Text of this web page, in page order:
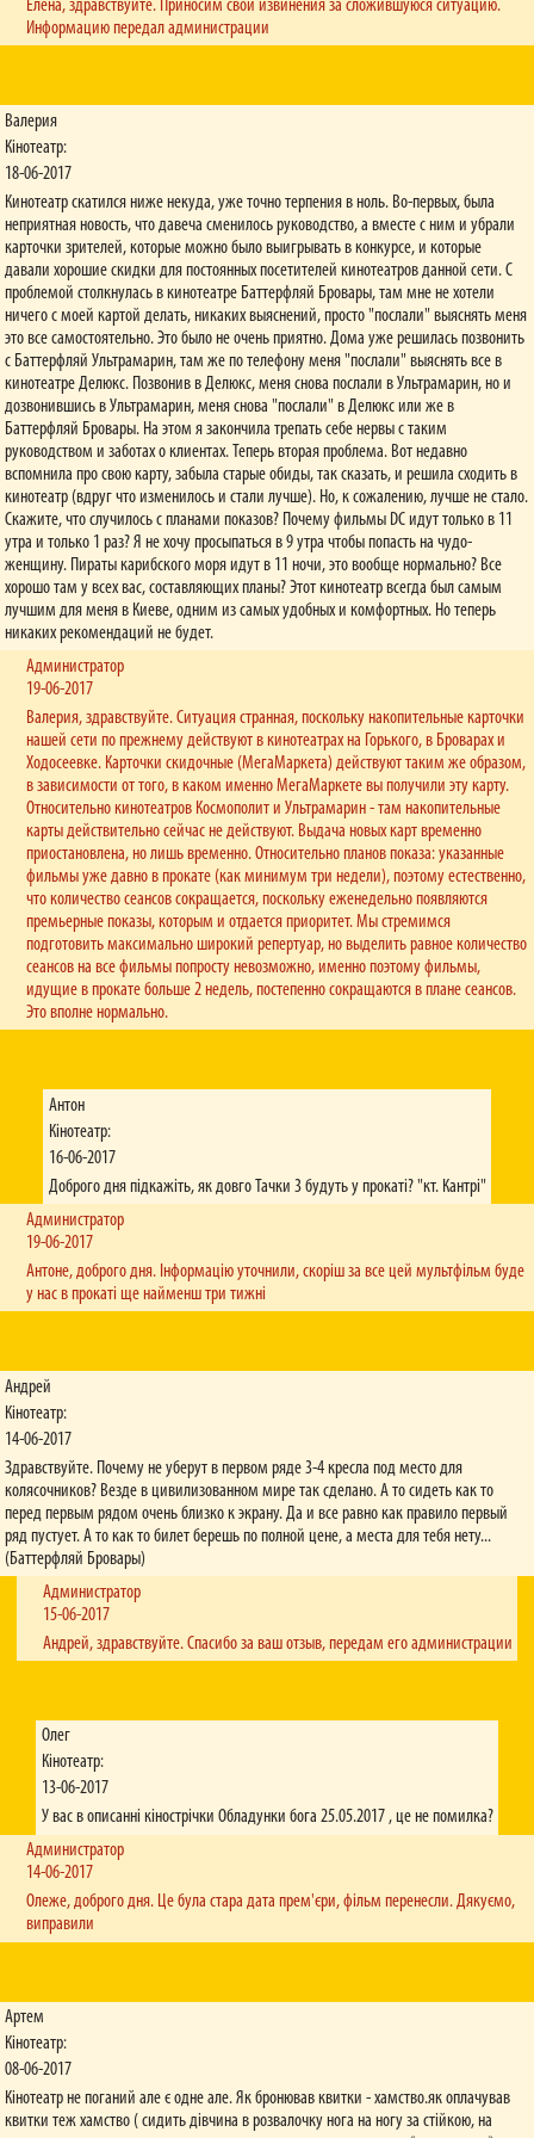
Ми використовуємо віртуальну накопичувальну картку. Реєструйтеся на нашому сайті
(обов'язково підтвердіть реєстрацію за допомогою лінку, що надійде вам на
електронну пошту), після чого отримайте особисту картку. Вона відображається у
оформлюйте квитки на нашому сайті - тоді бонусні бали ви отримаєте відразу після
завершення оплати. Важливо: для того, щоб отримати бали за онлайн-замовлення,
необхідно спочатку увійти до Особистого кабінету.
У мене проблеми з зором – я ношу окуляри. Чи можу я подивитися 3D-
фільм?
Вам необхідно дивитися кіно або у двох парах окулярів, або у лінзах і 3D-окулярах.
Останні, самі по собі, не зроблять Ваш зір стовідсотковим.
Чи демонструються у вашій мережі стрічки російською мовою?
Фільми, оригінальна мова яких – російська, демонструються з українськими
субтитрами мовою оригіналу. Решта стрічок дубльована українською мовою.
Хочу подивитися фільм із 12-річною дитиною, проте вказано вікове
обмеження «16 років». Нас не пустять до зали?
До зали Вас пустять. У випадку недотримання рекомендацій за віковими
обмеженнями, уся відповідальність з кінотеатру перекладається на батьків.
Чи несе відвідувач якусь відповідальність за зламані 3D-окуляри?
У випадку пошкодження 3D-окулярів, клієнт зобов’язаний відшкодувати кінотеатру їх
Чи можна взяти чи придбати у кінотеатрі плакати фільму?
На жаль, на сьогоднішній день, кінотеатр не надає послуги такого плану.
Чому, коли у залі сидить п’ятеро глядачів, контролери змушують
пересідати на своє місце? Зал усе одно пустий, яка різниця? Навіщо
заважати глядачам дивитися фільм?
відповідно до придбаного ним квитка. Що ж стосується персоналу – він просто виконує
свою роботу, слідкуючи за дотриманням правил кінотеатру.
Як дізнатися, чи є у кінотеатрі якісь вакансії?
На вкладці кожного з кінотеатрів зазначено номер телефону під назвою «Вакансії»,
подзвонивши на який, ви зможете отримати необхідну вам інформацію.
До якої години працюють каси кінотеатрів мережі Баттерфляй?
Каси кінотеатрів мережі Баттерфляй працюють до початку останнього сеансу у
відповідний день та 15-20 хв. після його початку (для тих відвідувачів, які
запізнюються на сеанс). У тому випадку, якщо кіносеанс починається о 23:45, 23:50 та
23:55 (нічні сеанси) каси зачиняються рівно опівночі. Відповідно, після цього часу
продаж квитків не здійснюється.
Елена, здравствуйте. Приносим свои извинения за сложившуюся ситуацию.
Информацию передал администрации
Валерия
Кінотеатр:
18-06-2017
Кинотеатр скатился ниже некуда, уже точно терпения в ноль. Во-первых, была
неприятная новость, что давеча сменилось руководство, а вместе с ним и убрали
карточки зрителей, которые можно было выигрывать в конкурсе, и которые
давали хорошие скидки для постоянных посетителей кинотеатров данной сети. С
проблемой столкнулась в кинотеатре Баттерфляй Бровары, там мне не хотели
ничего с моей картой делать, никаких выяснений, просто "послали" выяснять меня
это все самостоятельно. Это было не очень приятно. Дома уже решилась позвонить
с Баттерфляй Ультрамарин, там же по телефону меня "послали" выяснять все в
кинотеатре Делюкс. Позвонив в Делюкс, меня снова послали в Ультрамарин, но и
дозвонившись в Ультрамарин, меня снова "послали" в Делюкс или же в
Баттерфляй Бровары. На этом я закончила трепать себе нервы с таким
руководством и заботах о клиентах. Теперь вторая проблема. Вот недавно
вспомнила про свою карту, забыла старые обиды, так сказать, и решила сходить в
кинотеатр (вдруг что изменилось и стали лучше). Но, к сожалению, лучше не стало.
Скажите, что случилось с планами показов? Почему фильмы DC идут только в 11
утра и только 1 раз? Я не хочу просыпаться в 9 утра чтобы попасть на чудо-
женщину. Пираты карибского моря идут в 11 ночи, это вообще нормально? Все
хорошо там у всех вас, составляющих планы? Этот кинотеатр всегда был самым
лучшим для меня в Киеве, одним из самых удобных и комфортных. Но теперь
никаких рекомендаций не будет.
Администратор
19-06-2017
Валерия, здравствуйте. Ситуация странная, поскольку накопительные карточки
нашей сети по прежнему действуют в кинотеатрах на Горького, в Броварах и
Ходосеевке. Карточки скидочные (МегаМаркета) действуют таким же образом,
в зависимости от того, в каком именно МегаМаркете вы получили эту карту.
Относительно кинотеатров Космополит и Ультрамарин - там накопительные
карты действительно сейчас не действуют. Выдача новых карт временно
приостановлена, но лишь временно. Относительно планов показа: указанные
фильмы уже давно в прокате (как минимум три недели), поэтому естественно,
что количество сеансов сокращается, поскольку еженедельно появляются
премьерные показы, которым и отдается приоритет. Мы стремимся
подготовить максимально широкий репертуар, но выделить равное количество
сеансов на все фильмы попросту невозможно, именно поэтому фильмы,
идущие в прокате больше 2 недель, постепенно сокращаются в плане сеансов.
Это вполне нормально.
Антон
Кінотеатр:
16-06-2017
Доброго дня підкажіть, як довго Тачки 3 будуть у прокаті? "кт. Кантрі"
Администратор
19-06-2017
Антоне, доброго дня. Інформацію уточнили, скоріш за все цей мультфільм буде
у нас в прокаті ще найменш три тижні
Андрей
Кінотеатр:
14-06-2017
Здравствуйте. Почему не уберут в первом ряде 3-4 кресла под место для
колясочников? Везде в цивилизованном мире так сделано. А то сидеть как то
перед первым рядом очень близко к экрану. Да и все равно как правило первый
ряд пустует. А то как то билет берешь по полной цене, а места для тебя нету...
(Баттерфляй Бровары)
Администратор
15-06-2017
Андрей, здравствуйте. Спасибо за ваш отзыв, передам его администрации
Олег
Кінотеатр:
13-06-2017
У вас в описанні кінострічки Обладунки бога 25.05.2017 , це не помилка?
Администратор
14-06-2017
Олеже, доброго дня. Це була стара дата прем'єри, фільм перенесли. Дякуємо,
виправили
Артем
Кінотеатр:
08-06-2017
Кінотеатр не поганий але є одне але. Як бронював квитки - хамство.як оплачував
квитки теж хамство ( сидить дівчина в розвалочку нога на ногу за стійкою, на